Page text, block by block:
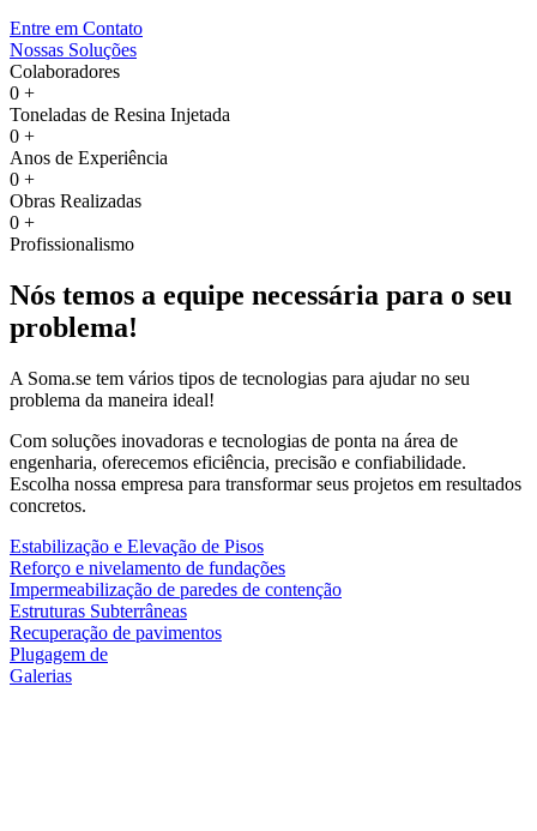
Entre em Contato
Nossas Soluções
Colaboradores
0 +
Toneladas de Resina Injetada
0 +
Anos de Experiência
0 +
Obras Realizadas
0 +
Profissionalismo
Nós temos a equipe necessária para o seu
problema!
A Soma.se tem vários tipos de tecnologias para ajudar no seu
problema da maneira ideal!
Com soluções inovadoras e tecnologias de ponta na área de
engenharia, oferecemos eficiência, precisão e confiabilidade.
Escolha nossa empresa para transformar seus projetos em resultados
concretos.
Estabilização e Elevação de Pisos
Reforço e nivelamento de fundações
Impermeabilização de paredes de contenção
Estruturas Subterrâneas
Recuperação de pavimentos
Plugagem de
Galerias